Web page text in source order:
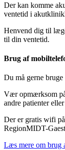
Der kan komme
ventetid i
Henvend dig til
til din ventetid.
Brug af
Du må gerne
Vær opmærksom
andre patienter
Der er gratis wifi
RegionMIDT-
Læs mere om brug